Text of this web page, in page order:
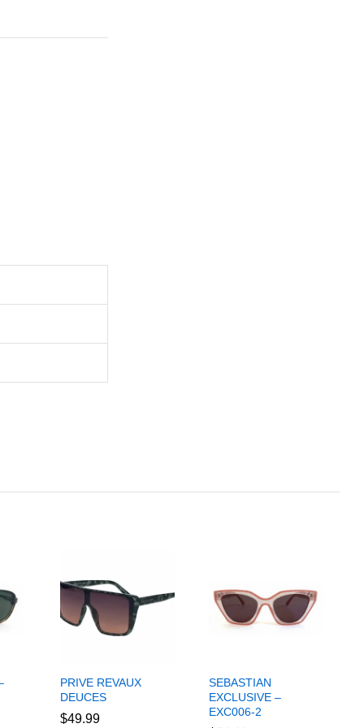
PRIVE REVAUX
DEUCES
$49.99
$49.99
SEBASTIAN
EXCLUSIVE –
EXC006-2